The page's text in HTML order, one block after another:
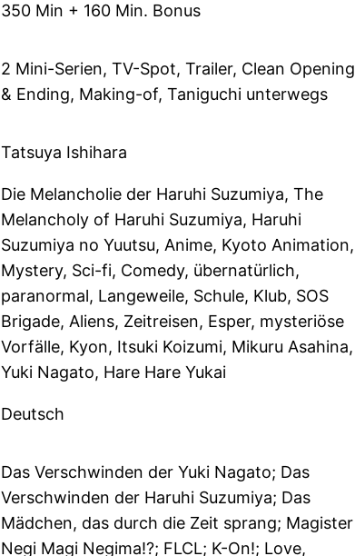
350 Min + 160 Min. Bonus
2 Mini-Serien, TV-Spot, Trailer, Clean Opening
& Ending, Making-of, Taniguchi unterwegs
Tatsuya Ishihara
Die Melancholie der Haruhi Suzumiya, The
Melancholy of Haruhi Suzumiya, Haruhi
Suzumiya no Yuutsu, Anime, Kyoto Animation,
Mystery, Sci-fi, Comedy, übernatürlich,
paranormal, Langeweile, Schule, Klub, SOS
Brigade, Aliens, Zeitreisen, Esper, mysteriöse
Vorfälle, Kyon, Itsuki Koizumi, Mikuru Asahina,
Yuki Nagato, Hare Hare Yukai
Deutsch
Das Verschwinden der Yuki Nagato; Das
Verschwinden der Haruhi Suzumiya; Das
Mädchen, das durch die Zeit sprang; Magister
Negi Magi Negima!?; FLCL; K-On!; Love,